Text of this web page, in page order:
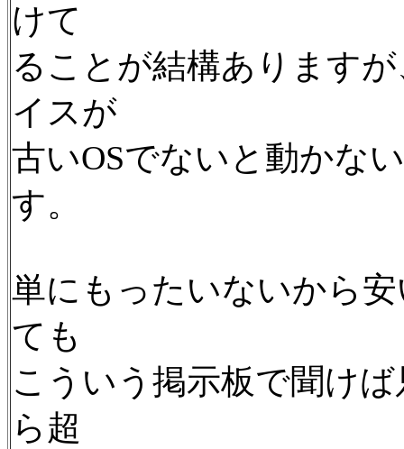
けて
ることが結構あります
イスが
古いOSでないと動かな
す。
単にもったいないから
ても
こういう掲示板で聞け
ら超